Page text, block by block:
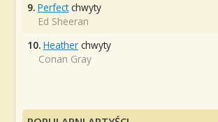
9. Perfectchwyty
Ed Sheeran
10. Heather chwyty
Conan Gray